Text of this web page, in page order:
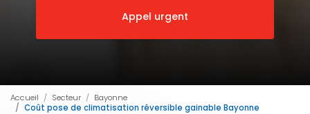
Appel urgent
Accueil Secteur
Bayonne
Coût pose de climatisation réversible gainable Bayonne